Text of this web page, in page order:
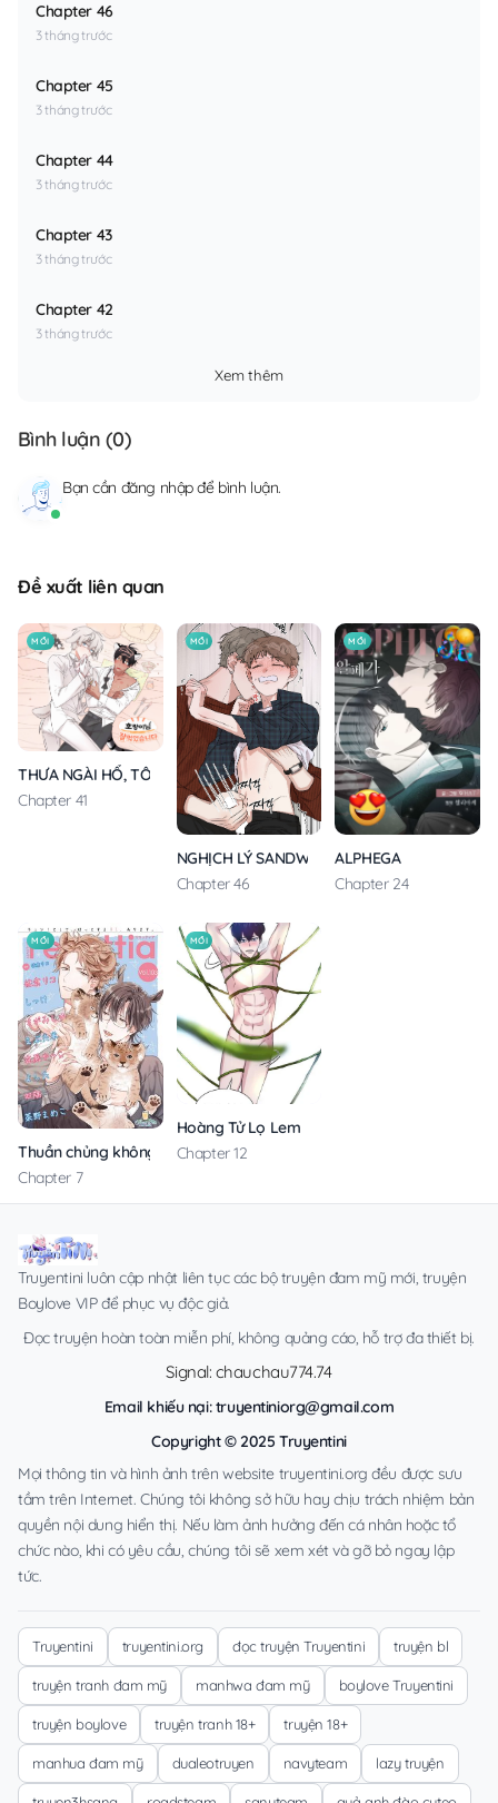
Chapter 46
3 tháng trước
Chapter 45
3 tháng trước
Chapter 44
3 tháng trước
Chapter 43
3 tháng trước
Chapter 42
3 tháng trước
Xem thêm
Bình luận (0)
Bạn cần đăng nhậpđể bình luận.
Đề xuất liên quan
MỚI
THƯA NGÀI HỔ, TÔI ĐÃ ĂN RẤT NGON MIỆNG
Chapter 41
MỚI
NGHỊCH LÝ SANDWICH
Chapter 46
MỚI
ALPHEGA
Chapter 24
MỚI
Thuần chủng không rung động
Chapter 7
MỚI
Hoàng Tử Lọ Lem
Chapter 12
Truyentini luôn cập nhật liên tục các bộ truyện đam mỹ mới, truyện
Boylove VIP để phục vụ độc giả.
Đọc truyện hoàn toàn miễn phí, không quảng cáo, hỗ trợ đa thiết bị.
Signal: chauchau774.74
Email khiếu nại:truyentiniorg@gmail.com
Copyright © 2025 Truyentini
Mọi thông tin và hình ảnh trên website truyentini.org đều được sưu
tầm trên Internet. Chúng tôi không sở hữu hay chịu trách nhiệm bản
quyền nội dung hiển thị. Nếu làm ảnh hưởng đến cá nhân hoặc tổ
chức nào, khi có yêu cầu, chúng tôi sẽ xem xét và gỡ bỏ ngay lập
tức.
Truyentini truyentini.org đọc truyện Truyentini truyện bl
truyện tranh đam mỹ manhwa đam mỹ boylove Truyentini
truyện boylove truyện tranh 18+ truyện 18+
manhua đam mỹ dualeotruyen navyteam lazy truyện